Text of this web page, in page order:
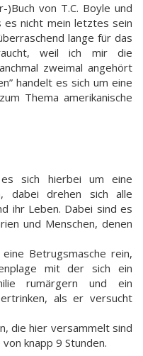
von T.C. Boyle und
es nicht mein letztes sein
lange für das
weil ich mir die
zweimal angehört
handelt es sich um eine
Thema amerikanische
sich hierbei um eine
dabei drehen sich alle
ihr Leben. Dabei sind es
und Menschen, denen
Betrugsmasche rein,
mit der sich ein
rumärgern und ein
als er versucht
die hier versammelt sind
knapp 9 Stunden.